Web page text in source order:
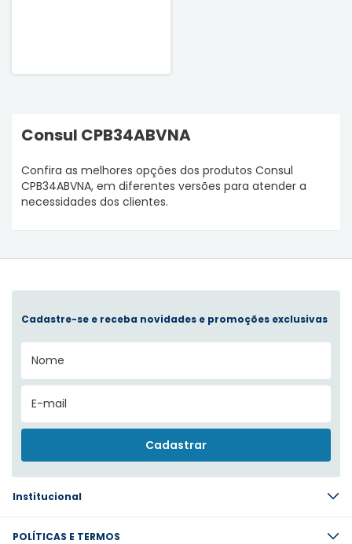
Consul CPB34ABVNA
Confira as melhores opções dos produtos Consul
CPB34ABVNA, em diferentes versões para atender a
necessidades dos clientes.
Institucional
POLÍTICAS E TERMOS
Cadastre-se e receba novidades e promoções exclusivas